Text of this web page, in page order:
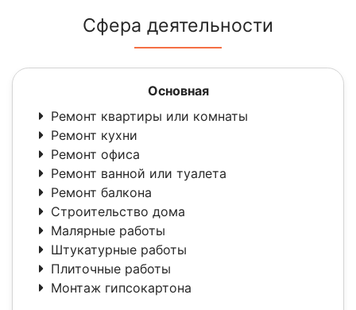
Сфера деятельности
Основная
Ремонт квартиры или комнаты
Ремонт кухни
Ремонт офиса
Ремонт ванной или туалета
Ремонт балкона
Строительство дома
Малярные работы
Штукатурные работы
Плиточные работы
Монтаж гипсокартона